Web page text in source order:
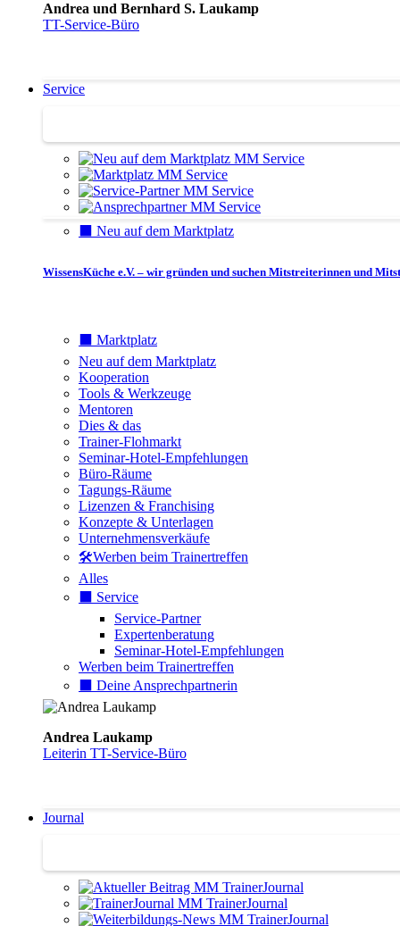
Andrea und Bernhard S. Laukamp
TT-Service-Büro
Service
⬛️ Neu auf dem Marktplatz
WissensKüche e.V. – wir gründen und suchen Mitstreiterinnen und
⬛️ Marktplatz
Neu auf dem Marktplatz
Kooperation
Tools & Werkzeuge
Mentoren
Dies & das
Trainer-Flohmarkt
Seminar-Hotel-Empfehlungen
Büro-Räume
Tagungs-Räume
Lizenzen & Franchising
Konzepte & Unterlagen
Unternehmensverkäufe
🛠️Werben beim Trainertreffen
Alles
⬛️ Service
Service-Partner
Expertenberatung
Seminar-Hotel-Empfehlungen
Werben beim Trainertreffen
⬛️ Deine Ansprechpartnerin
Andrea Laukamp
Leiterin TT-Service-Büro
Journal